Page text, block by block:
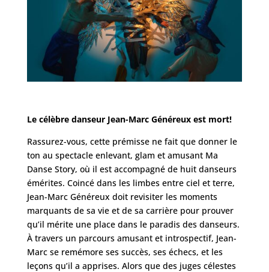
Le célèbre danseur Jean-Marc Généreux est mort!
Rassurez-vous, cette prémisse ne fait que donner le
ton au spectacle enlevant, glam et amusant Ma
Danse Story, où il est accompagné de huit danseurs
émérites. Coincé dans les limbes entre ciel et terre,
Jean-Marc Généreux doit revisiter les moments
marquants de sa vie et de sa carrière pour prouver
qu’il mérite une place dans le paradis des danseurs.
À travers un parcours amusant et introspectif, Jean-
Marc se remémore ses succès, ses échecs, et les
leçons qu’il a apprises. Alors que des juges célestes